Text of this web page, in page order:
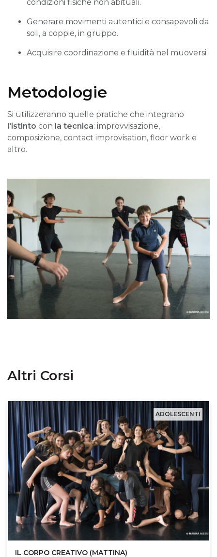
condizioni fisiche non abituali.
Generare movimenti autentici e consapevoli da
soli, a coppie, in gruppo.
Acquisire coordinazione e fluidità nel muoversi.
Metodologie
Si utilizzeranno quelle pratiche che integrano
l'istinto con la tecnica: improvvisazione,
composizione, contact improvisation, floor work e
altro.
Altri Corsi
ADOLESCENTI
IL CORPO CREATIVO (MATTINA)